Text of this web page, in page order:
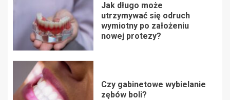
Jak długo może
utrzymywać się odruch
wymiotny po założeniu
nowej protezy?
Czy gabinetowe wybielanie
zębów boli?